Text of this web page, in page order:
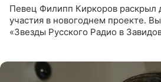
Певец Филипп Киркоров раскрыл
участия в новогоднем проекте.
«Звезды Русского Радио в